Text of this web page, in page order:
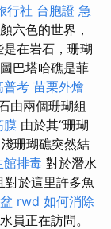
行社 台胞證 急
六色的世界，
是在岩石，珊瑚
巴塔哈礁是菲
普考 苗栗外燴
由兩個珊瑚組
膜 由於其“珊瑚
珊瑚礁突然結
館排毒 對於潛水
對於這里許多魚
rwd 如何消除
員正在訪問。